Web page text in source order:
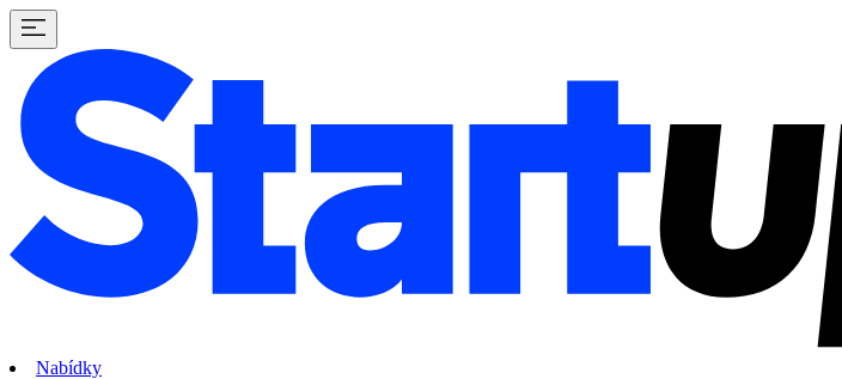
Nabídky